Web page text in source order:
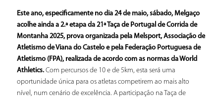
Este ano, especificamente no dia 24 de maio, sábado, Melgaço
acolhe ainda a 2.ª etapa da 21ª Taça de Portugal de Corrida de
Montanha 2025, prova organizada pela Melsport, Associação de
Atletismo de Viana do Castelo e pela Federação Portuguesa de
Atletismo (FPA), realizada de acordo com as normas da World
Athletics.Com percursos de 10 e de 5km, esta será uma
oportunidade única para os atletas competirem ao mais alto
nível, num cenário de excelência. A participação na Taça de